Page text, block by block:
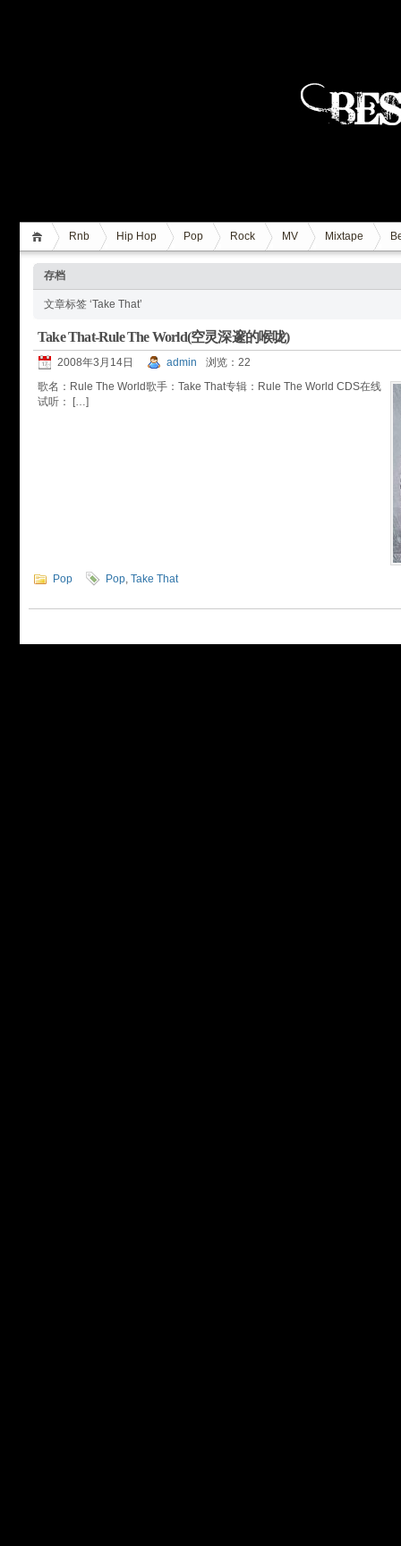
Rnb Hip Hop Pop Rock MV Mixtape
存档
文章标签 ‘Take That’
Take That-Rule The World(空灵深邃的喉咙)
2008年3月14日 admin
浏览：22
歌名：Rule The World歌手：Take That专辑：Rule The World CDS在线
试听： […]
Pop Pop, Take That